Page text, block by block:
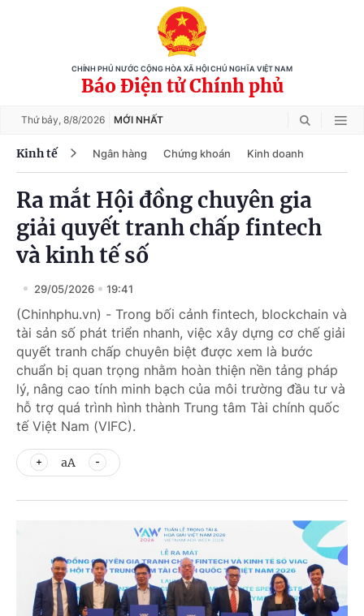
CHÍNH PHỦ NƯỚC CỘNG HÒA XÃ HỘI CHỦ NGHĨA VIỆT NAM
Báo Điện tử Chính phủ
Thứ bảy, 8/8/2026 MỚI NHẤT
Kinh tế Ngân hàng Chứng khoán Kinh doanh
Ra mắt Hội đồng chuyên gia
giải quyết tranh chấp fintech
và kinh tế số
29/05/2026 19:41
(Chinhphu.vn) - Trong bối cảnh fintech, blockchain và
tài sản số phát triển nhanh, việc xây dựng cơ chế giải
quyết tranh chấp chuyên biệt được xem là bước
chuẩn bị quan trọng nhằm hoàn thiện nền tảng pháp
lý, nâng cao tính minh bạch của môi trường đầu tư và
hỗ trợ quá trình hình thành Trung tâm Tài chính quốc
tế Việt Nam (VIFC).
aA